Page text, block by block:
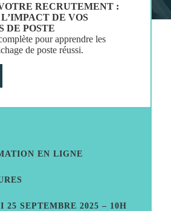
RECRUTEMENT :
DE VOS
DE POSTE
pour apprendre les
de poste réussi.
EN LIGNE
25 SEPTEMBRE 2025 – 10H